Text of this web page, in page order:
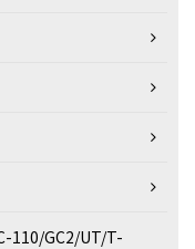
110/GC2/UT/T-